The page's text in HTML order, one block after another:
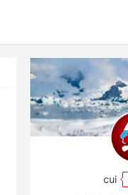
cui